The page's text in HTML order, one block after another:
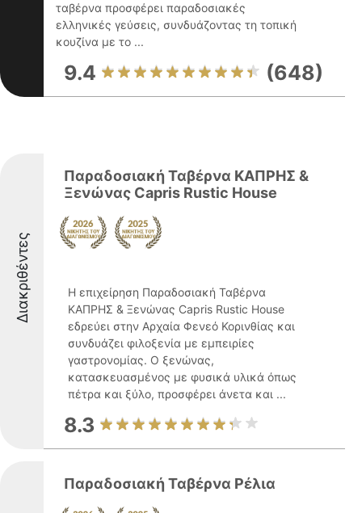
ταβέρνα προσφέρει παραδοσιακές
ελληνικές γεύσεις, συνδυάζοντας τη τοπική
κουζίνα με το ...
9.4 (648)
Διακριθέντες
Παραδοσιακή Ταβέρνα ΚΑΠΡΗΣ &
Ξενώνας Capris Rustic House
Η επιχείρηση Παραδοσιακή Ταβέρνα
ΚΑΠΡΗΣ & Ξενώνας Capris Rustic House
εδρεύει στην Αρχαία Φενεό Κορινθίας και
συνδυάζει φιλοξενία με εμπειρίες
γαστρονομίας. Ο ξενώνας,
κατασκευασμένος με φυσικά υλικά όπως
πέτρα και ξύλο, προσφέρει άνετα και ...
8.3
Παραδοσιακή Ταβέρνα Ρέλια